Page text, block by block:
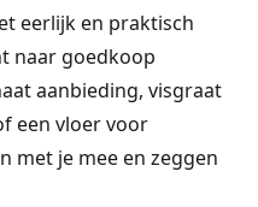
eerlijk en praktisch
naar goedkoop
aanbieding, visgraat
een vloer voor
met je mee en zeggen